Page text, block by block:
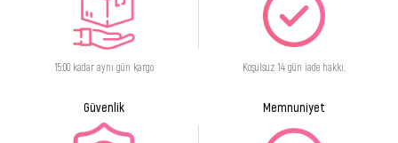
15:00 kadar aynı gün kargo Koşulsuz 14 gün iade hakkı.
Güvenlik Memnuniyet